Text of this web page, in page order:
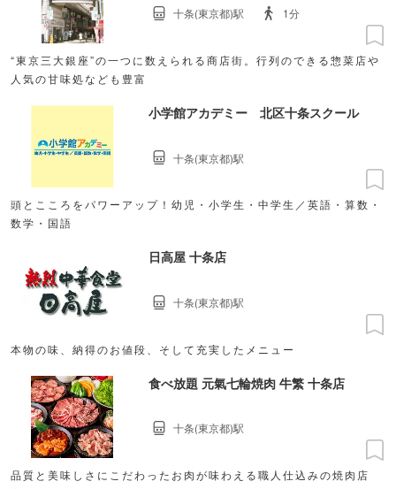
“東京三大銀座”の一つに数えられる商店街。行列のできる惣菜店や
人気の甘味処なども豊富
十条(東京都)駅 1分
小学館アカデミー 北区十条スクール
頭とこころをパワーアップ！幼児・小学生・中学生／英語・算数・
数学・国語
十条(東京都)駅
日高屋 十条店
本物の味、納得のお値段、そして充実したメニュー
十条(東京都)駅
食べ放題 元氣七輪焼肉 牛繁 十条店
品質と美味しさにこだわったお肉が味わえる職人仕込みの焼肉店
十条(東京都)駅